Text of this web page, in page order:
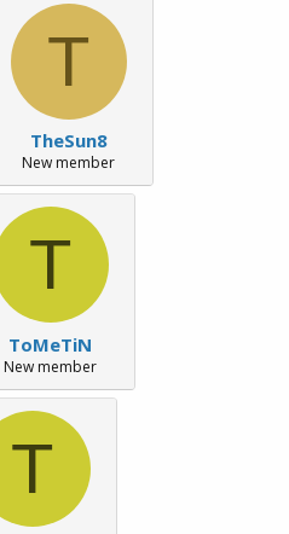
T
TheSun8
New member
T
ToMeTiN
New member
T